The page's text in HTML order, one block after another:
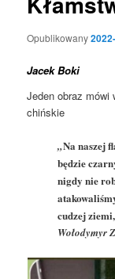
Opublikowany
Jacek Boki
Jeden obraz mówi
chińskie
„Na naszej
będzie
nigdy nie
cudzej
Wołodymyr